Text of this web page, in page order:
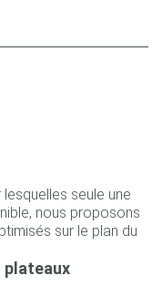
seule une
nous proposons
sur le plan du
plateaux